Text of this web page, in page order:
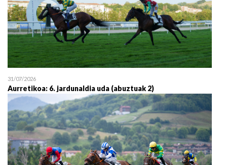
31/07/2026
Aurretikoa: 6. jardunaldia uda (abuztuak 2)